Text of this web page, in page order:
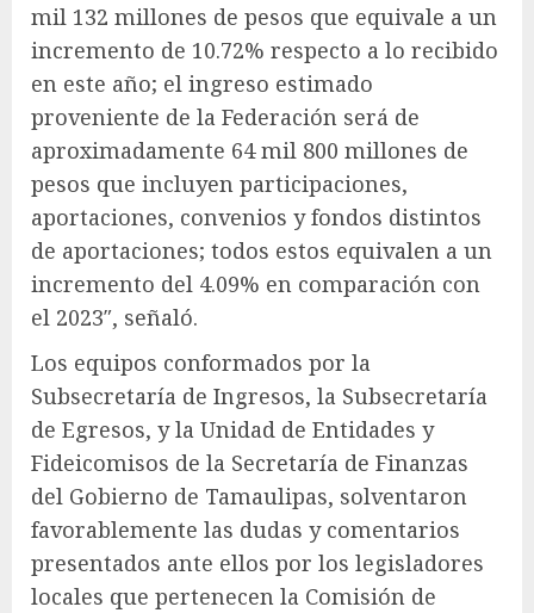
mil 132 millones de pesos que equivale a un
incremento de 10.72% respecto a lo recibido
en este año; el ingreso estimado
proveniente de la Federación será de
aproximadamente 64 mil 800 millones de
pesos que incluyen participaciones,
aportaciones, convenios y fondos distintos
de aportaciones; todos estos equivalen a un
incremento del 4.09% en comparación con
el 2023″, señaló.
Los equipos conformados por la
Subsecretaría de Ingresos, la Subsecretaría
de Egresos, y la Unidad de Entidades y
Fideicomisos de la Secretaría de Finanzas
del Gobierno de Tamaulipas, solventaron
favorablemente las dudas y comentarios
presentados ante ellos por los legisladores
locales que pertenecen la Comisión de